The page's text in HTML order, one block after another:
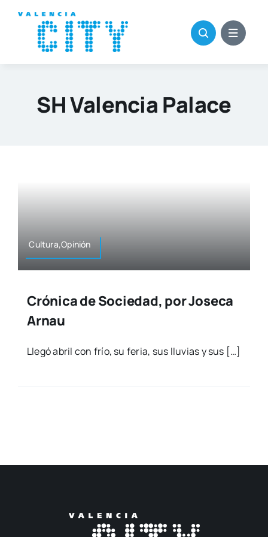
contenido
SH Valencia Palace
Cultura,Opinión
Crónica de Sociedad, por Joseca
Arnau
Lle­gó abril con frío, su feria, sus llu­vias y sus […]